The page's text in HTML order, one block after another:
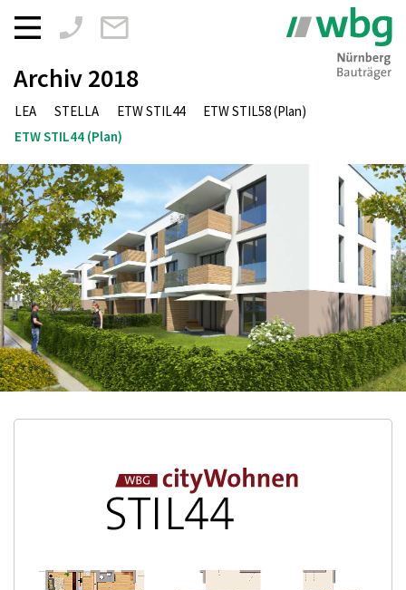
Zum
Inhalt
Archiv 2018
LEA STELLA ETW STIL44
ETW STIL58 (Plan)
ETW STIL44 (Plan)